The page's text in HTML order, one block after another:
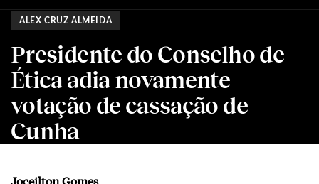
ALEX CRUZ ALMEIDA
Presidente do Conselho de
Ética adia novamente
votação de cassação de
Cunha
Joceilton Gomes